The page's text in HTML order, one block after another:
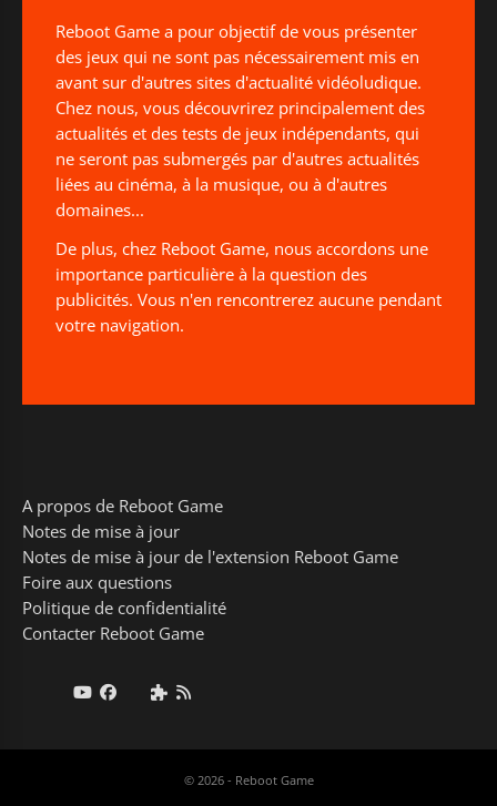
Reboot Game a pour objectif de vous présenter
des jeux qui ne sont pas nécessairement mis en
avant sur d'autres sites d'actualité vidéoludique.
Chez nous, vous découvrirez principalement des
actualités et des tests de jeux indépendants, qui
ne seront pas submergés par d'autres actualités
liées au cinéma, à la musique, ou à d'autres
domaines...
De plus, chez Reboot Game, nous accordons une
importance particulière à la question des
publicités. Vous n'en rencontrerez aucune pendant
votre navigation.
A propos de Reboot Game
Notes de mise à jour
Notes de mise à jour de l'extension Reboot Game
Foire aux questions
Politique de confidentialité
Contacter Reboot Game
© 2026 - Reboot Game